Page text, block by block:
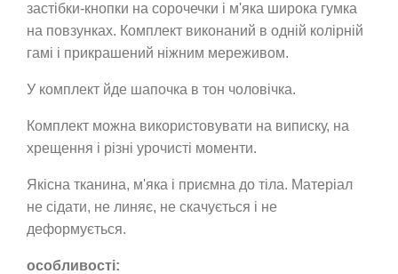
застібки-кнопки на сорочечки і м'яка широка гумка
на повзунках. Комплект виконаний в одній колірній
гамі і прикрашений ніжним мереживом.
У комплект йде шапочка в тон чоловічка.
Комплект можна використовувати на виписку, на
хрещення і різні урочисті моменти.
Якісна тканина, м'яка і приємна до тіла. Матеріал
не сідати, не линяє, не скачується і не
деформується.
особливості: